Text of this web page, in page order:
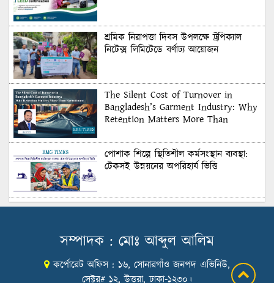
শ্রমিক নিরাপত্তা দিবস উপলক্ষে ট্রপিক্যাল
নিটেক্স লিমিটেডে বর্ণাঢ্য আয়োজন
The Silent Cost of Turnover in
Bangladesh’s Garment Industry: Why
Retention Matters More Than
পোশাক শিল্পে স্থিতিশীল কর্মসংস্থান ব্যবস্থা:
টেকসই উন্নয়নের অপরিহার্য ভিত্তি
শুল্কের দেয়াল ভাঙার সুযোগ: মার্কিন বাজারে
Honoring Excellence: Texstream
Fashion Ltd. Rewards Best Workers–
সম্পাদক : মোঃ আব্দুল আলিম
কর্পোরেট অফিস : ১৬, সোনারগাঁও জনপদ এভিনিউ,
সেক্টর# ১২, উত্তরা, ঢাকা-১২৩০।